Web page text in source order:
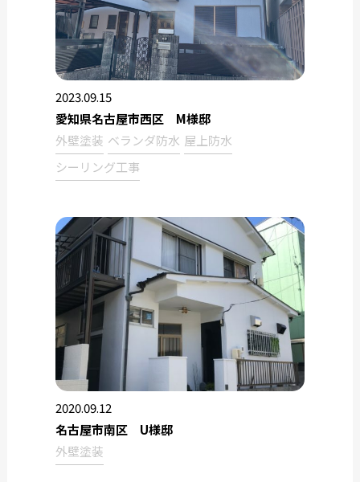
2023.09.15
愛知県名古屋市西区 M様邸
外壁塗装 ベランダ防水 屋上防水
シーリング工事
2020.09.12
名古屋市南区 U様邸
外壁塗装